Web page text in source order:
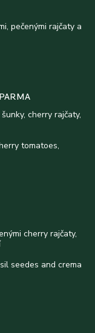
pečenými rajčaty a
cherry rajčaty,
tomatoes,
cherry rajčaty,
seedes and crema